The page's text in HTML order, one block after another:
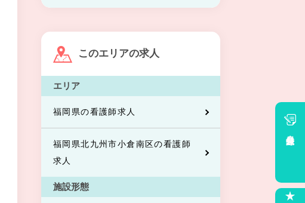
このエリアの求人
エリア
福岡県の看護師求人
福岡県北九州市小倉南区の看護師
求人
施設形態